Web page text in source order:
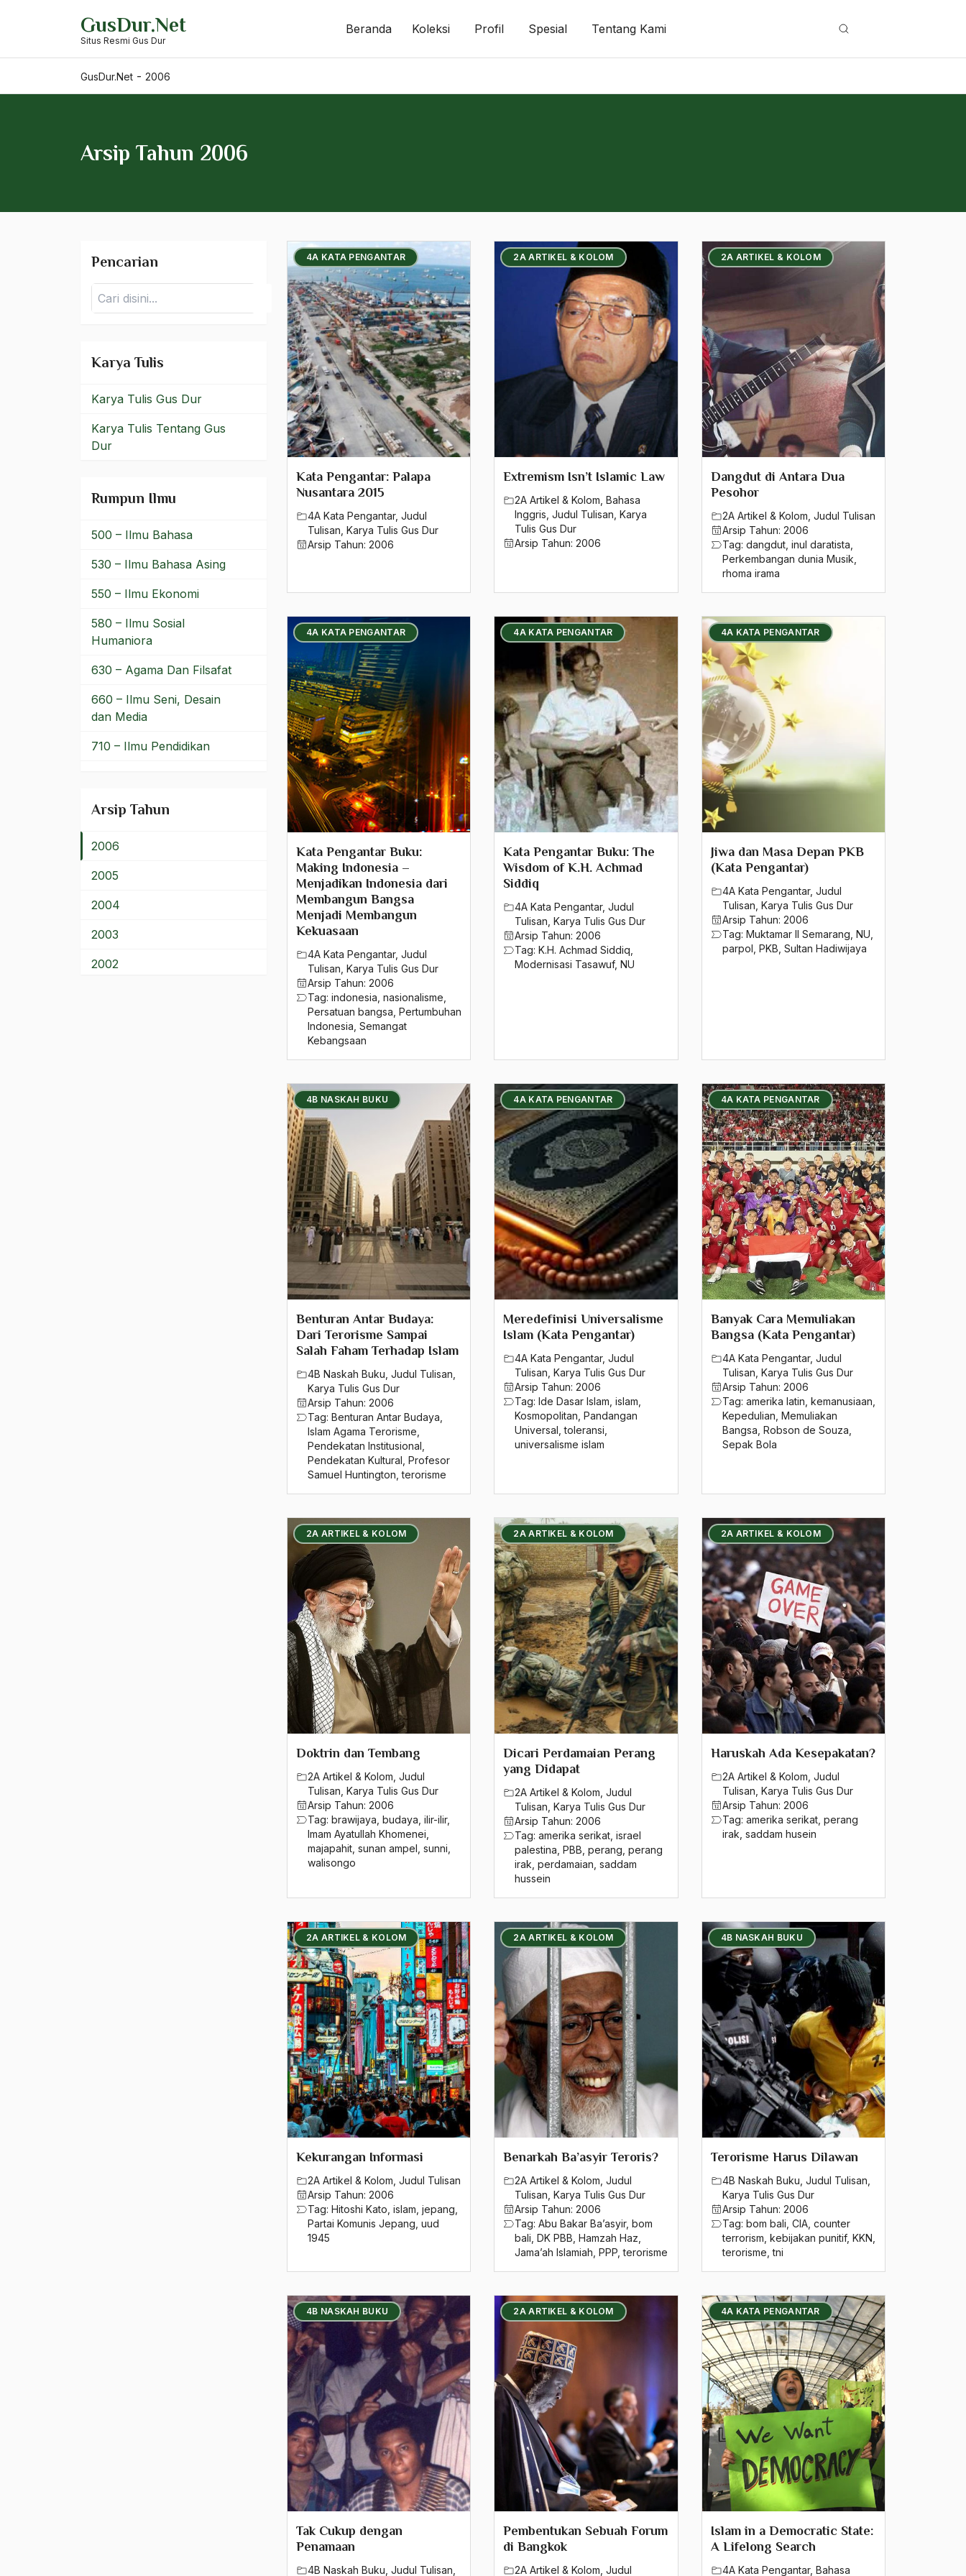
GusDur.Net
Situs Resmi Gus Dur
Beranda Koleksi Profil Spesial Tentang Kami
GusDur.Net - 2006
Arsip Tahun 2006
4A KATA PENGANTAR
Kata Pengantar: Palapa
Nusantara 2015
4A Kata Pengantar, Judul
Tulisan Karya Tulis Gus Dur
Arsip Tahun: 2006
2A ARTIKEL & KOLOM
Extremism Isn’t Islamic Law
2A Artikel & Kolom ,Bahasa
Inggris ,Judul Tulisan ,Karya
Tulis Gus Dur
Arsip Tahun:2006
2A ARTIKEL & KOLOM
Dangdut di Antara Dua
Pesohor
2A Artikel & Kolom Judul Tulisan
Arsip Tahun: 2006
Tag: dangdut, inul daratista
Perkembangan dunia Musik
rhoma irama
4A KATA PENGANTAR
Kata Pengantar Buku:
Making Indonesia –
Menjadikan Indonesia dari
Membangun Bangsa
Menjadi Membangun
Kekuasaan
4A Kata Pengantar, Judul
Tulisan Karya Tulis Gus Dur
Arsip Tahun: 2006
Tag: indonesia nasionalisme
Persatuan bangsa Pertumbuhan
Indonesia Semangat
Kebangsaan
4A KATA PENGANTAR
Kata Pengantar Buku: The
Wisdom of K.H. Achmad
Siddiq
4A Kata Pengantar,Judul
Tulisan ,Karya Tulis Gus Dur
Arsip Tahun:2006
Tag:K.H. Achmad Siddiq
Modernisasi Tasawuf,NU
4A KATA PENGANTAR
Jiwa dan Masa Depan PKB
(Kata Pengantar)
4A Kata Pengantar, Judul
Tulisan Karya Tulis Gus Dur
Arsip Tahun: 2006
Tag: Muktamar II Semarang NU
parpol PKB Sultan Hadiwijaya
4B NASKAH BUKU
Benturan Antar Budaya:
Dari Terorisme Sampai
Salah Faham Terhadap Islam
4B Naskah Buku Judul Tulisan
Karya Tulis Gus Dur
Arsip Tahun: 2006
Tag: Benturan Antar Budaya
Islam Agama Terorisme
Pendekatan Institusional
Pendekatan Kultural Profesor
Samuel Huntington ,terorisme
4A KATA PENGANTAR
Meredefinisi Universalisme
Islam (Kata Pengantar)
4A Kata Pengantar,Judul
Tulisan ,Karya Tulis Gus Dur
Arsip Tahun:2006
Tag:Ide Dasar Islam ,islam
Kosmopolitan ,Pandangan
Universal ,toleransi
universalisme islam
4A KATA PENGANTAR
Banyak Cara Memuliakan
Bangsa (Kata Pengantar)
4A Kata Pengantar, Judul
Tulisan Karya Tulis Gus Dur
Arsip Tahun: 2006
Tag: amerika latin kemanusiaan
Kepedulian Memuliakan
Bangsa Robson de Souza
Sepak Bola
2A ARTIKEL & KOLOM
Doktrin dan Tembang
2A Artikel & Kolom Judul
Tulisan Karya Tulis Gus Dur
Arsip Tahun: 2006
Tag: brawijaya budaya ilir-ilir,
Imam Ayatullah Khomenei
majapahit sunan ampel sunni
walisongo
2A ARTIKEL & KOLOM
Dicari Perdamaian Perang
yang Didapat
2A Artikel & Kolom ,Judul
Tulisan ,Karya Tulis Gus Dur
Arsip Tahun:2006
Tag:amerika serikat ,israel
palestina ,PBB ,perang ,perang
irak ,perdamaian ,saddam
hussein
2A ARTIKEL & KOLOM
Haruskah Ada Kesepakatan?
2A Artikel & Kolom Judul
Tulisan Karya Tulis Gus Dur
Arsip Tahun: 2006
Tag: amerika serikat, perang
irak saddam husein
2A ARTIKEL & KOLOM
Kekurangan Informasi
2A Artikel & Kolom Judul Tulisan
Arsip Tahun: 2006
Tag: Hitoshi Kato islam jepang
Partai Komunis Jepang uud
1945
2A ARTIKEL & KOLOM
Benarkah Ba’asyir Teroris?
2A Artikel & Kolom ,Judul
Tulisan ,Karya Tulis Gus Dur
Arsip Tahun:2006
Tag:Abu Bakar Ba’asyir,bom
bali ,DK PBB ,Hamzah Haz
Jama’ah Islamiah ,PPP ,terorisme
4B NASKAH BUKU
Terorisme Harus Dilawan
4B Naskah Buku Judul Tulisan
Karya Tulis Gus Dur
Arsip Tahun: 2006
Tag: bom bali CIA, counter
terrorism kebijakan punitif, KKN
terorisme ,tni
4B NASKAH BUKU
Tak Cukup dengan
Penamaan
4B Naskah Buku Judul Tulisan
2A ARTIKEL & KOLOM
Pembentukan Sebuah Forum
di Bangkok
2A Artikel & Kolom ,Judul
4A KATA PENGANTAR
Islam in a Democratic State:
A Lifelong Search
4A Kata Pengantar, Bahasa
Pencarian
Pencarian
Karya Tulis
Karya Tulis Gus Dur
Karya Tulis Tentang Gus
Dur
Rumpun Ilmu
500 – Ilmu Bahasa
530 – Ilmu Bahasa Asing
550 – Ilmu Ekonomi
580 – Ilmu Sosial
Humaniora
630 – Agama Dan Filsafat
660 – Ilmu Seni, Desain
dan Media
710 – Ilmu Pendidikan
Arsip Tahun
2025
2024
2022
2021
2020
2018
2013
2012
2011
2007
2006
2005
2004
2003
2002